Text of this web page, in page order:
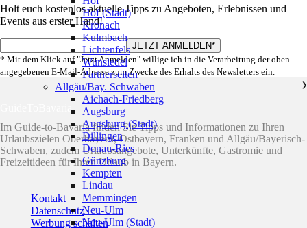
Holt euch kostenlos aktuelle Tipps zu Angeboten, Erlebnissen und
Events aus erster Hand!
* Mit dem Klick auf "Jetzt Anmelden" willige ich in die Verarbeitung der oben
angegebenen E-Mail-Adresse zum Zwecke des Erhalts des Newsletters ein.
GuideToBavaria
Im Guide-to-Bavaria finden Sie Tipps und Informationen zu Ihren
Urlaubszielen Oberbayern, Ostbayern, Franken und Allgäu/Bayerisch-
Schwaben, zudem Urlaubsangebote, Unterkünfte, Gastromie und
Freizeitideen für Ihren Urlaub in Bayern.
Kontakt
Datenschutz
Werbung schalten
Hof (Stadt)
Kronach
Kulmbach
Lichtenfels
Wunsiedel
Partnerseiten
Allgäu/Bay. Schwaben
❯
Aichach-Friedberg
Augsburg
Augsburg (Stadt)
Dillingen
Donau-Ries
Günzburg
Kempten
Lindau
Memmingen
Neu-Ulm
Neu-Ulm (Stadt)